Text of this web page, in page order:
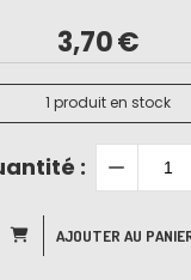
3,70€
1 produit en stock
:
AJOUTER AU